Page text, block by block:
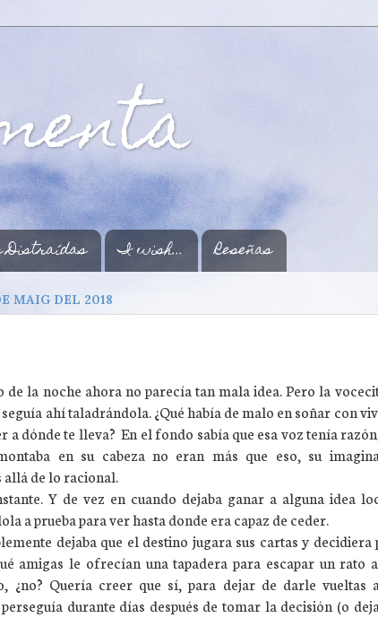
Distraídas I wish... Reseñas
MAIG DEL 2018
de la noche ahora no parecía tan mala idea. Pero la
ahí taladrándola. ¿Qué había de malo en soñar con
a dónde te lleva? En el fondo sabía que esa voz tenía
en su cabeza no eran más que eso, su
de lo racional.
Y de vez en cuando dejaba ganar a alguna idea
a prueba para ver hasta donde era capaz de ceder.
dejaba que el destino jugara sus cartas y decidiera
amigas le ofrecían una tapadera para escapar un rato
¿no? Quería creer que sí, para dejar de darle vueltas
durante días después de tomar la decisión (o